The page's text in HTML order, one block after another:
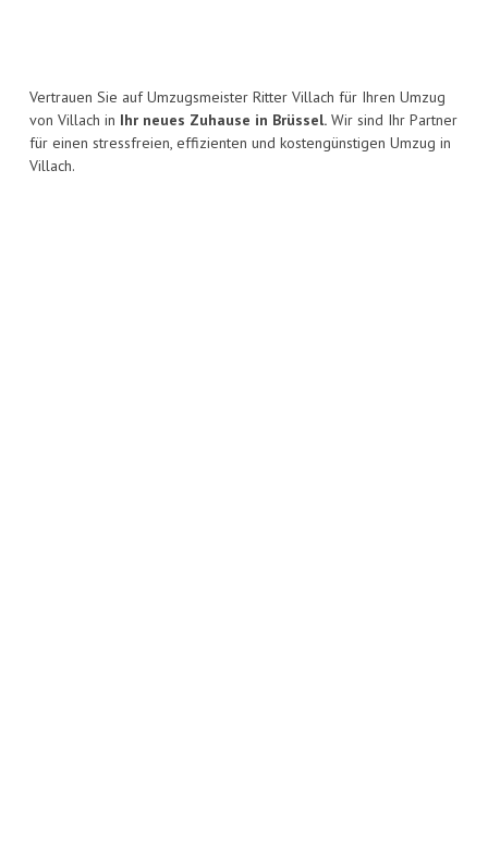
Vertrauen Sie auf Umzugsmeister Ritter Villach für Ihren Umzug
von Villach in Ihr neues Zuhause in Brüssel. Wir sind Ihr Partner
für einen stressfreien, effizienten und kostengünstigen Umzug in
Villach.